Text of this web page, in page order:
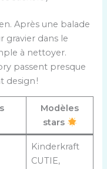
Après une balade
gravier dans le
à nettoyer.
passent presque
design !
Modèles
stars
Kinderkraft
CUTIE,